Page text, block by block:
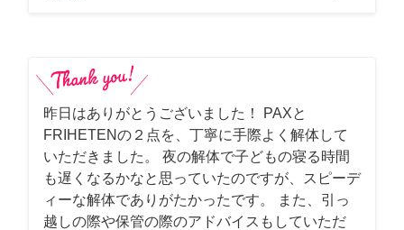
昨日はありがとうございました！ PAXと
FRIHETENの２点を、丁寧に手際よく解体して
いただきました。 夜の解体で子どもの寝る時間
も遅くなるかなと思っていたのですが、スピーデ
ィーな解体でありがたかったです。 また、引っ
越しの際や保管の際のアドバイスもしていただ